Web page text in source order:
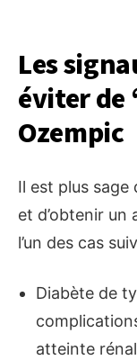
Les
éviter de
Ozempic
Il est plus sage
et d’obtenir un
l’un des cas
Diabète de
atteinte